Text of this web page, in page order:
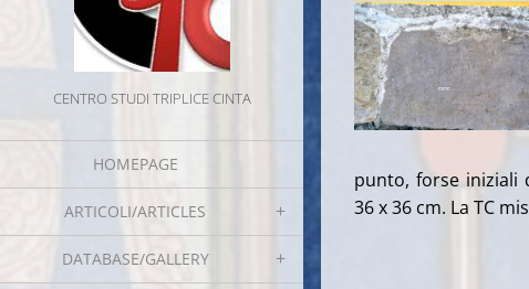
CENTRO STUDI TRIPLICE CINTA
HOMEPAGE
ARTICOLI/ARTICLES
DATABASE/GALLERY
punto, forse iniziali
36 x 36 cm. La TC